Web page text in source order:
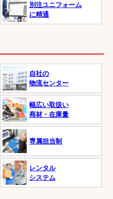
別注ユニフォーム
に精通
自社の
物流センター
幅広い取扱い
商材・在庫量
専属担当制
レンタル
システム